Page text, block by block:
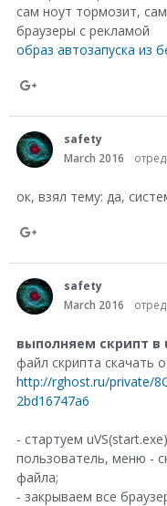
n
G
l
сам ноут тормозит,
браузеры с рекламой
образ автозапуска из
a
o
n
G
o
o
g
l
+
safety
March 2016
ок, взял тему: да,
a
e
o
n
G
o
o
safety
March 2016
выполняем скрипт в
файл скрипта скачать
http://rghost.ru/private/
2bd16747a6
- стартуем
пользователь, меню -
файла;
- закрываем все